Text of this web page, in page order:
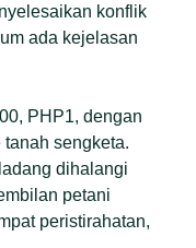
konflik
ada kejelasan
PHP1, dengan
sengketa.
dihalangi
petani
peristirahatan,